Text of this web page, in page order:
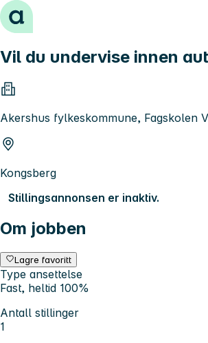
Hopp til innhold
Vil du undervise innen
Akershus fylkeskommune, Fagskolen
Kongsberg
Stillingsannonsen er inaktiv.
Om jobben
Lagre favoritt
Type ansettelse
Fast, heltid 100%
Antall stillinger
1